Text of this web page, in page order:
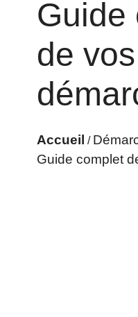
Guide
de vos
Accueil /
Guide complet